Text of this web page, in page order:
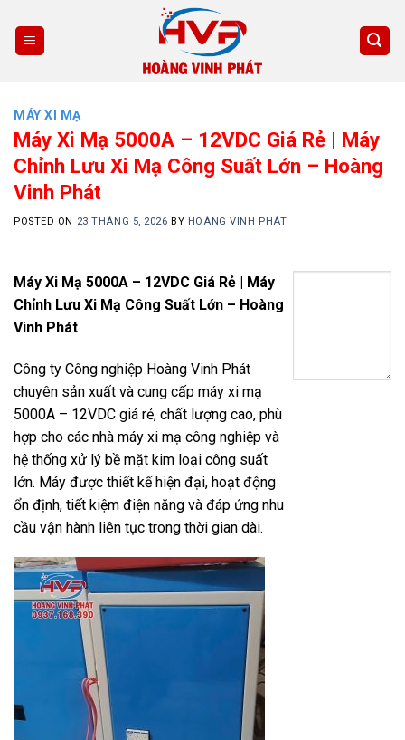
content
MÁY XI MẠ
Máy Xi Mạ 5000A – 12VDC Giá Rẻ | Máy
Chỉnh Lưu Xi Mạ Công Suất Lớn – Hoàng
Vinh Phát
POSTED ON 23 THÁNG 5, 2026 BY HOÀNG VINH PHÁT
Máy Xi Mạ 5000A – 12VDC Giá Rẻ | Máy
Chỉnh Lưu Xi Mạ Công Suất Lớn – Hoàng
Vinh Phát
Công ty Công nghiệp Hoàng Vinh Phát
chuyên sản xuất và cung cấp máy xi mạ
5000A – 12VDC giá rẻ, chất lượng cao, phù
hợp cho các nhà máy xi mạ công nghiệp và
hệ thống xử lý bề mặt kim loại công suất
lớn. Máy được thiết kế hiện đại, hoạt động
ổn định, tiết kiệm điện năng và đáp ứng nhu
cầu vận hành liên tục trong thời gian dài.